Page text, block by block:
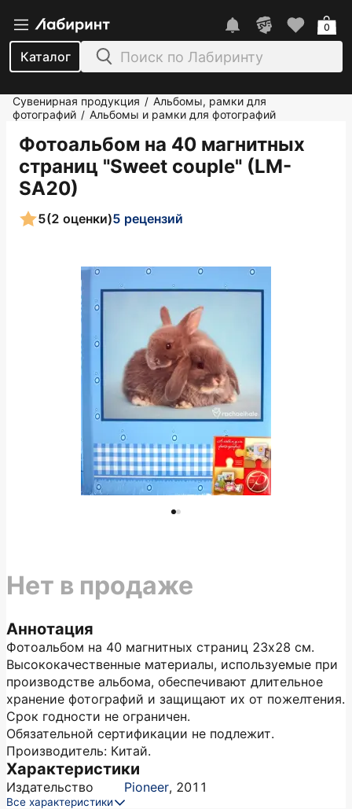
Каталог
0
Сувенирная продукция / Альбомы, рамки для
фотографий / Альбомы и рамки для фотографий
Фотоальбом на 40 магнитных
страниц "Sweet couple" (LM-
SA20)
5(2 оценки)5 рецензий
Аннотация
Фотоальбом на 40 магнитных страниц 23х28 см.
Высококачественные материалы, используемые при
производстве альбома, обеспечивают длительное
хранение фотографий и защищают их от пожелтения.
Срок годности не ограничен.
Обязательной сертификации не подлежит.
Производитель: Китай.
Характеристики
Издательство Pioneer, 2011
Все характеристики
Нет в продаже